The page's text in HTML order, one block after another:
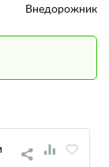
Внедорожник